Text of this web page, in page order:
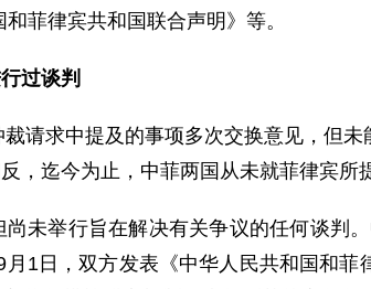
菲律宾共和国联合声明》等。
过谈判
求中提及的事项多次交换意见，但未
，迄今为止，中菲两国从未就菲律宾所
举行旨在解决有关争议的任何谈判
1日，双方发表《中华人民共和国和